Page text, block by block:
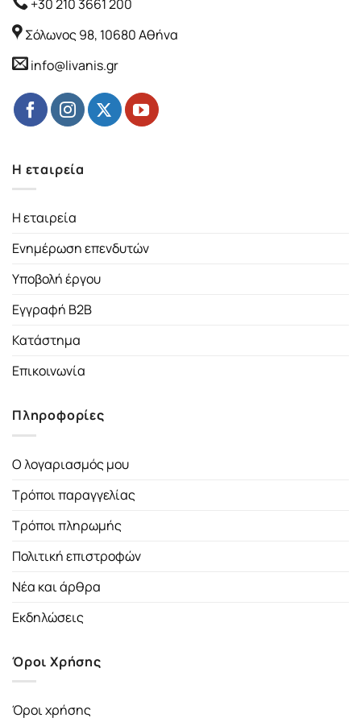
+30 210 3661 200
Σόλωνος 98, 10680 Αθήνα
info@livanis.gr
Η εταιρεία
Η εταιρεία
Ενημέρωση επενδυτών
Υποβολή έργου
Εγγραφή B2B
Κατάστημα
Επικοινωνία
Πληροφορίες
Ο λογαριασμός μου
Τρόποι παραγγελίας
Τρόποι πληρωμής
Πολιτική επιστροφών
Νέα και άρθρα
Εκδηλώσεις
Όροι Χρήσης
Όροι χρήσης